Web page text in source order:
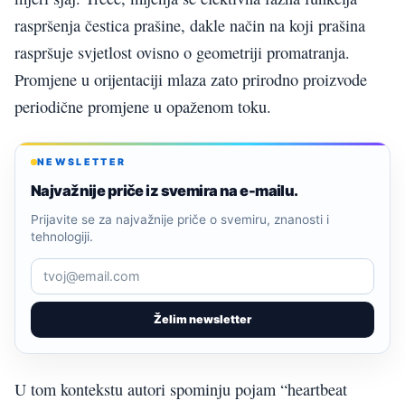
raspršenja čestica prašine, dakle način na koji prašina
raspršuje svjetlost ovisno o geometriji promatranja.
Promjene u orijentaciji mlaza zato prirodno proizvode
periodične promjene u opaženom toku.
NEWSLETTER
Najvažnije priče iz svemira na e-mailu.
Želim newsletter
Prijavite se za najvažnije priče o svemiru, znanosti i
tehnologiji.
U tom kontekstu autori spominju pojam “heartbeat